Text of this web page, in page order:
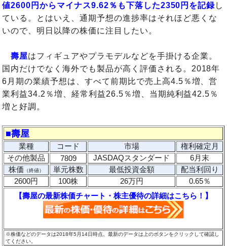
値2600円からマイナス9.62％も下落した2350円を記録し
ている。とはいえ、通期予想の進捗率はそれほど悪くな
いので、明日以降の株価に注目したい。
壽屋はフィギュアやプラモデルなどを手掛ける企業。
国内だけでなく海外でも製品が高く評価される。2018年
6月期の業績予想は、すべて前期比で売上高4.5％増、営
業利益34.2％増、経常利益26.5％増、当期純利益42.5％
増と好調。
■壽屋
業種 コード 市場
権利確定月
その他製品
7809 JASDAQスタンダード
6月末
株価 （終値） 単元株数 最低投資金額
配当利回り
2600円
100株 26万円
0.65％
【壽屋の最新株価チャート・株主優待の詳細はこちら！】
※株価などのデータは2018年5月14日時点。最新のデータは上のボタンをクリックして確認し
てください。